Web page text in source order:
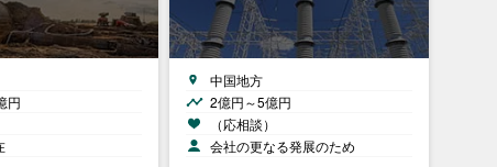
円
中国地方
2億円～5億円
（応相談）
会社の更なる発展のため